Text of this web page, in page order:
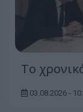
Το
03.08.2026 -